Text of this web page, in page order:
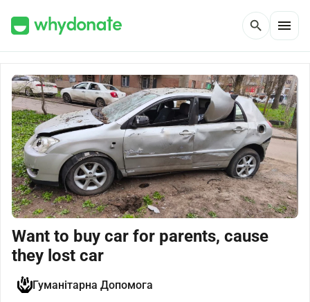
search menu
Want to buy car for parents, cause
they lost car
Гуманітарна Допомога